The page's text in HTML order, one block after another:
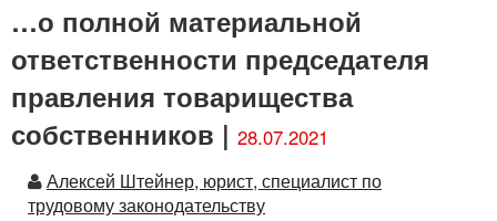
…о полной материальной
ответственности председателя
правления товарищества
собственников | 28.07.2021
Автор
Алексей Штейнер, юрист, специалист по
трудовому законодательству